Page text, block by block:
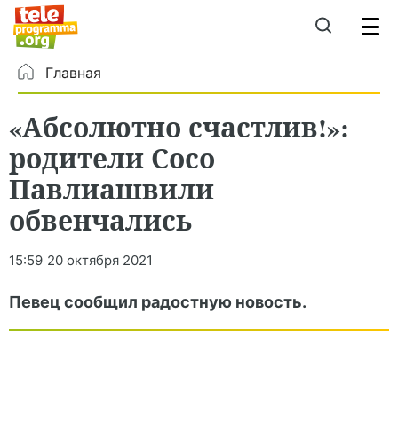
Главная
«Абсолютно счастлив!»:
родители Сосо
Павлиашвили
обвенчались
15:59 20 октября 2021
Певец сообщил радостную новость.